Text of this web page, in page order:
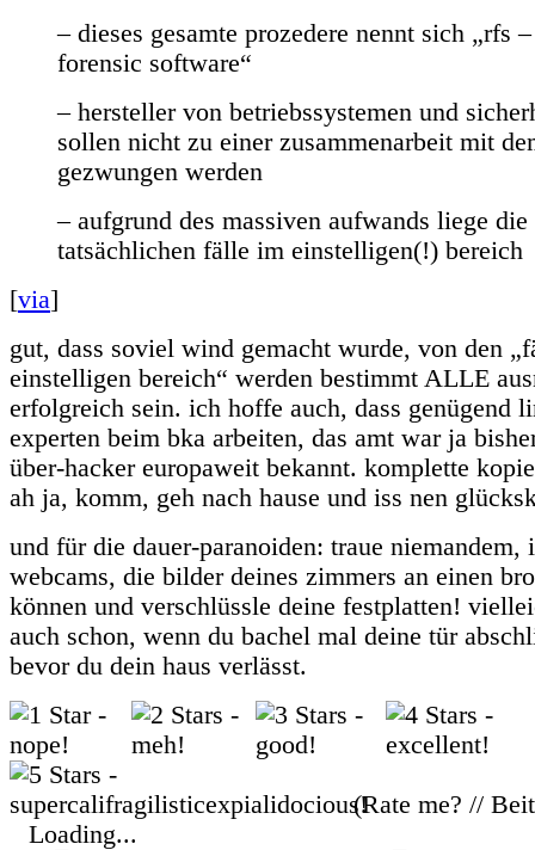
– dieses gesamte prozedere nennt sich „rfs
forensic software“
– hersteller von betriebssystemen und
sollen nicht zu einer zusammenarbeit mit
gezwungen werden
– aufgrund des massiven aufwands liege
tatsächlichen fälle im einstelligen(!) bereich
[via]
gut, dass soviel wind gemacht wurde, von den
einstelligen bereich“ werden bestimmt ALLE
erfolgreich sein. ich hoffe auch, dass genügend
experten beim bka arbeiten, das amt war ja
über-hacker europaweit bekannt. komplette
ah ja, komm, geh nach hause und iss nen
und für die dauer-paranoiden: traue niemandem,
webcams, die bilder deines zimmers an einen
können und verschlüssle deine festplatten!
auch schon, wenn du bachel mal deine tür
bevor du dein haus verlässt.
(Rate me? //
Loading...